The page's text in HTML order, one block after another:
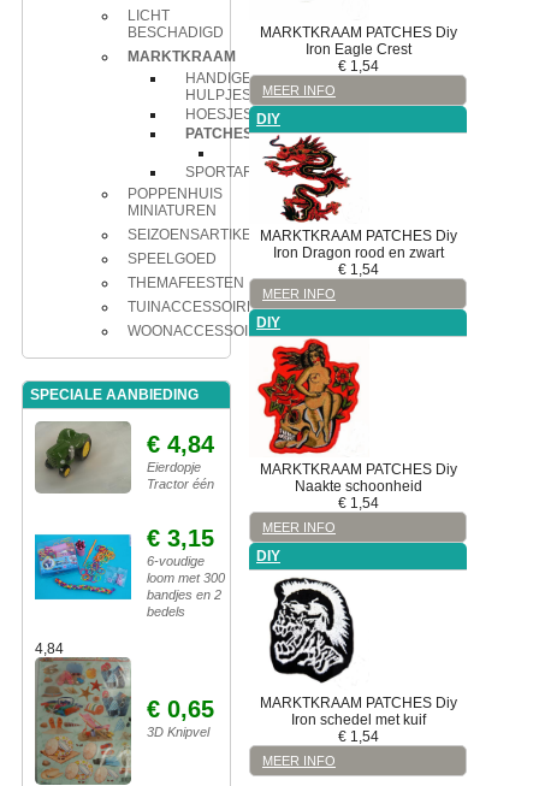
LICHT
BESCHADIGD
MARKTKRAAM
HANDIGE
HULPJES
HOESJES
PATCHES
Diy
SPORTARTIKELEN
POPPENHUIS
MINIATUREN
SEIZOENSARTIKELEN
SPEELGOED
THEMAFEESTEN
TUINACCESSOIRES
WOONACCESSOIRES
SPECIALE AANBIEDING
€ 4,84
Eierdopje
Tractor één
€ 3,15
6-voudige
loom met 300
bandjes en 2
bedels
4,84
€ 0,65
3D Knipvel
MARKTKRAAM PATCHES Diy
Iron Eagle Crest
€ 1,54
MEER INFO
DIY
MARKTKRAAM PATCHES Diy
Iron Dragon rood en zwart
€ 1,54
MEER INFO
DIY
MARKTKRAAM PATCHES Diy
Naakte schoonheid
€ 1,54
MEER INFO
DIY
MARKTKRAAM PATCHES Diy
Iron schedel met kuif
€ 1,54
MEER INFO